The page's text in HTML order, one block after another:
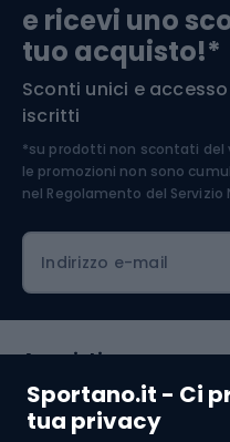
Sportano.it - Ci
tua privacy
Arrampicata
Medicina dello sport
Abbigliamento
e ricevi uno
tuo acquisto!*
Sconti unici e
iscritti
*su prodotti non scontati del
le promozioni non sono
nel Regolamento del Servizio
Indirizzo e-mail
Acquisti
Servizio clienti